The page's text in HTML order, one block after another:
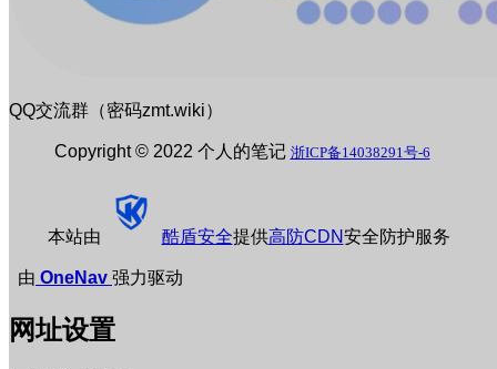
QQ交流群（密码zmt.wiki）
Copyright © 2022 个人的笔记 浙ICP备14038291号-6
本站由 酷盾安全提供高防CDN安全防护服务
由 OneNav 强力驱动
网址设置